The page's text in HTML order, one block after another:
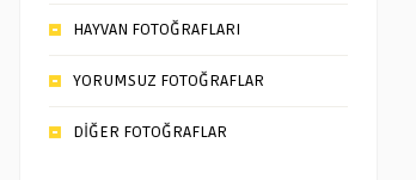
HAYVAN FOTOĞRAFLARI
YORUMSUZ FOTOĞRAFLAR
DİĞER FOTOĞRAFLAR